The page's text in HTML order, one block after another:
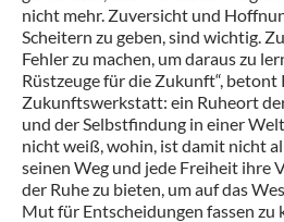
nicht mehr. Zuversicht und
Scheitern zu geben, sind wichtig.
Fehler zu machen, um daraus zu
Rüstzeuge für die Zukunft“, betont
Zukunftswerkstatt: ein Ruheort
und der Selbstfindung in einer
nicht weiß, wohin, ist damit nicht
seinen Weg und jede Freiheit ihre
der Ruhe zu bieten, um auf das
Mut für Entscheidungen fassen zu